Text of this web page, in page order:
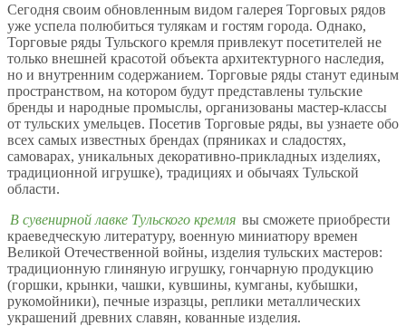
Сегодня своим обновленным видом галерея Торговых рядов
уже успела полюбиться тулякам и гостям города. Однако,
Торговые ряды Тульского кремля привлекут посетителей не
только внешней красотой объекта архитектурного наследия,
но и внутренним содержанием. Торговые ряды станут единым
пространством, на котором будут представлены тульские
бренды и народные промыслы, организованы мастер-классы
от тульских умельцев. Посетив Торговые ряды, вы узнаете обо
всех самых известных брендах (пряниках и сладостях,
самоварах, уникальных декоративно-прикладных изделиях,
традиционной игрушке), традициях и обычаях Тульской
области.
В сувенирной лавке Тульского кремля вы сможете приобрести
краеведческую литературу, военную миниатюру времен
Великой Отечественной войны, изделия тульских мастеров:
традиционную глиняную игрушку, гончарную продукцию
(горшки, крынки, чашки, кувшины, кумганы, кубышки,
рукомойники), печные изразцы, реплики металлических
украшений древних славян, кованные изделия.